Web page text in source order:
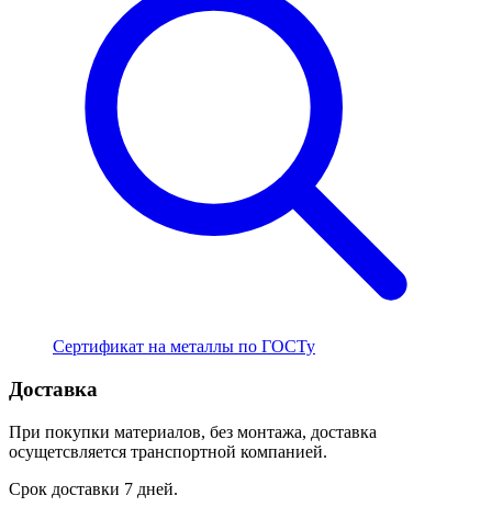
Сертификат на металлы по ГОСТу
Доставка
При покупки материалов, без монтажа, доставка
осущетсвляется транспортной компанией.
Срок доставки 7 дней.